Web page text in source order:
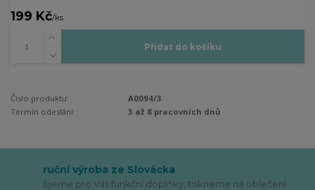
199 Kč/ks
Přidat do košíku
Číslo produktu:
A0094/3
Termín odeslání:
3 až 8 pracovních dnů
ruční výroba ze Slovácka
šijeme pro Vás funkční doplňky, tiskneme na oblečení